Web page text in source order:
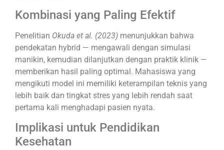
Kombinasi yang Paling Efektif
Penelitian Okuda et al. (2023) menunjukkan bahwa
pendekatan hybrid — mengawali dengan simulasi
manikin, kemudian dilanjutkan dengan praktik klinik —
memberikan hasil paling optimal. Mahasiswa yang
mengikuti model ini memiliki keterampilan teknis yang
lebih baik dan tingkat stres yang lebih rendah saat
pertama kali menghadapi pasien nyata.
Implikasi untuk Pendidikan
Kesehatan